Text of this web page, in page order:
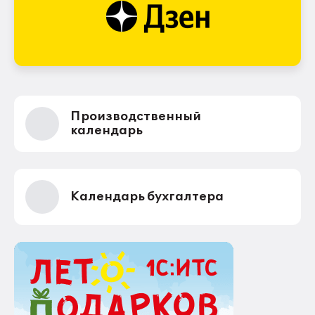
Производственный
календарь
Календарь бухгалтера